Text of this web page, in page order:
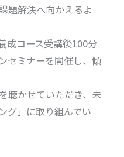
題解決へ向かえるよ
成コース受講後100分
セミナーを開催し、傾
聴かせていただき、未
グ」に取り組んでい